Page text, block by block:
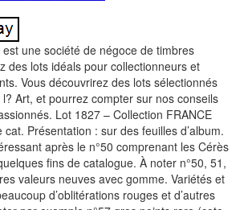
une société de négoce de timbres
des lots idéals pour collectionneurs et
Vous découvrirez des lots sélectionnés
Art, et pourrez compter sur nos conseils
Lot 1827 – Collection FRANCE
Présentation : sur des feuilles d’album.
après le n°50 comprenant les Cérès
fins de catalogue. À noter n°50, 51,
valeurs neuves avec gomme. Variétés et
d’oblitérations rouges et d’autres